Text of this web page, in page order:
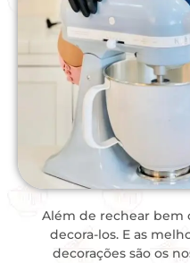
Além de rechear bem
decora-los. E as
decorações são os